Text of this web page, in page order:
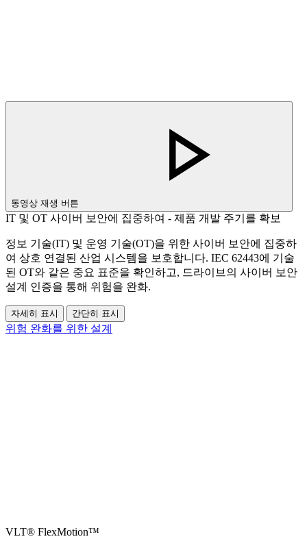
동영상 재생 버튼
IT 및 OT 사이버 보안에 집중하여 - 제품 개발 주기를 확보
정보 기술(IT) 및 운영 기술(OT)을 위한 사이버 보안에 집중하
여 상호 연결된 산업 시스템을 보호합니다. IEC 62443에 기술
된 OT와 같은 중요 표준을 확인하고, 드라이브의 사이버 보안
설계 인증을 통해 위험을 완화.
자세히 표시 간단히 표시
위험 완화를 위한 설계
VLT® FlexMotion™